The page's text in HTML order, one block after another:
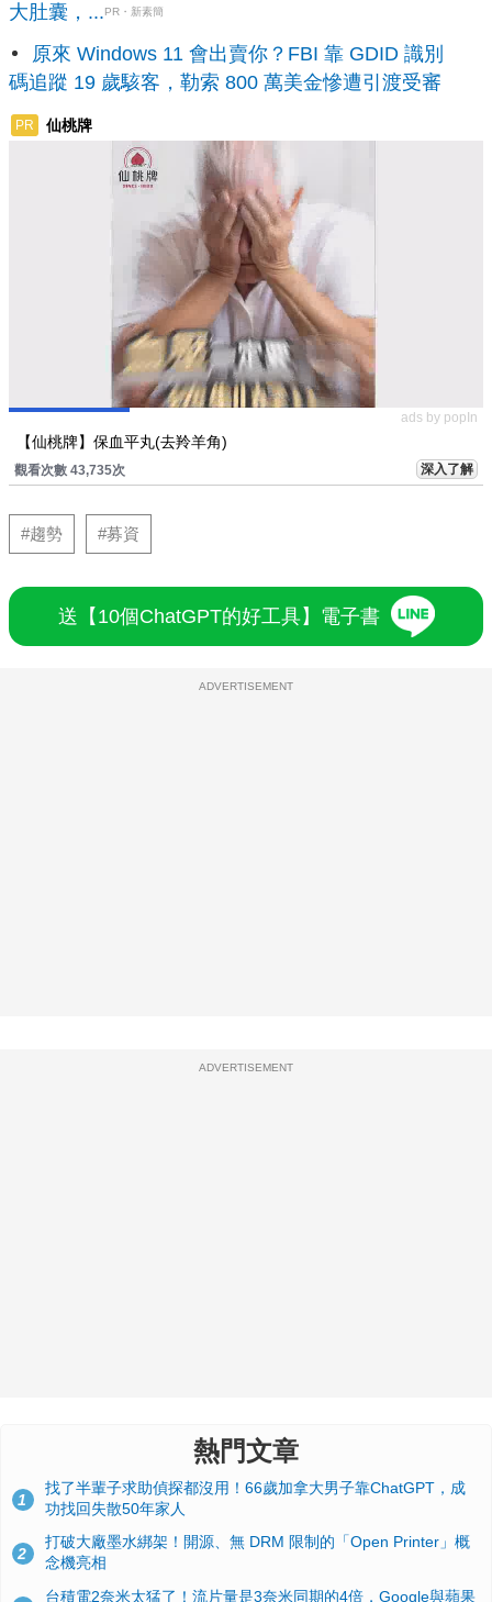
大肚囊，...PR・新素簡
原來 Windows 11 會出賣你？FBI 靠 GDID 識別
碼追蹤 19 歲駭客，勒索 800 萬美金慘遭引渡受審
PR 仙桃牌
ads by popIn
【仙桃牌】保血平丸(去羚羊角)
觀看次數 43,735次 深入了解
#趨勢 #募資
送【10個ChatGPT的好工具】電子書
ADVERTISEMENT
ADVERTISEMENT
熱門文章
1
找了半輩子求助偵探都沒用！66歲加拿大男子靠ChatGPT，成
功找回失散50年家人
2
打破大廠墨水綁架！開源、無 DRM 限制的「Open Printer」概
念機亮相
台積電2奈米太猛了！流片量是3奈米同期的4倍，Google與蘋果